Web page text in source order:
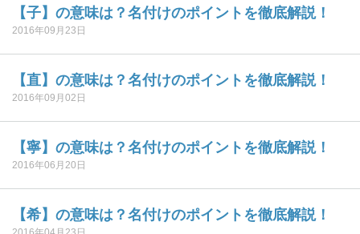
【子】の意味は？名付けのポイントを徹底解説！
2016年09月23日
【直】の意味は？名付けのポイントを徹底解説！
2016年09月02日
【寧】の意味は？名付けのポイントを徹底解説！
2016年06月20日
【希】の意味は？名付けのポイントを徹底解説！